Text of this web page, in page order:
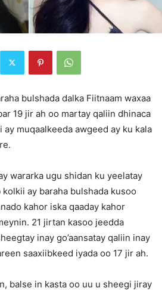
bulshada dalka Fiitnaam waxaa
19 jir ah oo martay qaliin dhinaca
muqaalkeeda awgeed ay ku kala
wararka ugu shidan ku yeelatay
ay baraha bulshada kusoo
kahor iska qaaday kahor
21 jirtan kasoo jeedda
inay go’aansatay qaliin inay
saaxiibkeed iyada oo 17 jir ah.
balse in kasta oo uu u sheegi jiray